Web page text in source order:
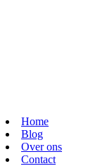
Home
Blog
Over ons
Contact